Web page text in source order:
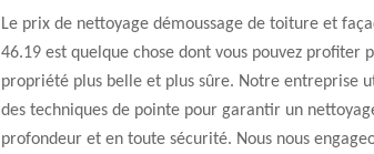
Le prix de nettoyage démoussage de toiture et
46.19 est quelque chose dont vous pouvez profiter
propriété plus belle et plus sûre. Notre entreprise
des techniques de pointe pour garantir un
profondeur et en toute sécurité. Nous nous